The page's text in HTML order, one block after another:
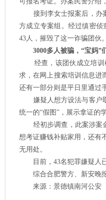
接到李女士报案后，办案
方成立专案组。经过缜密侦
43人，摧毁了这一诈骗团伙。
3000多人被骗，“宝妈”
经查，该团伙成立培训机
求，在网上搜索培训信息进
还有一部分则是平日里通过
嫌疑人想方设法与客户取
统一的“假图”，展示拿证的
经初步调查，此案涉案金
想考证赚钱补贴家用，还有
无用处。
目前，43名犯罪嫌疑人已
综合合肥警方、新安晚
来源：景德镇南河公安